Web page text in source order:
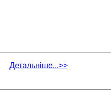
Детальніше...>>